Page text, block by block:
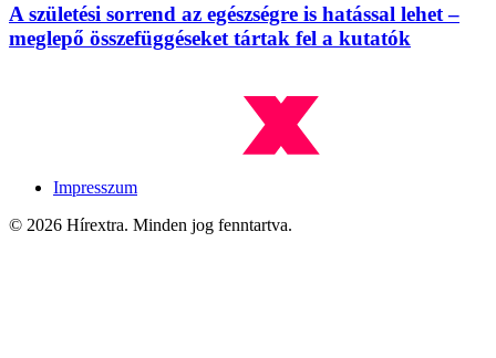
A születési sorrend az egészségre is hatással lehet –
meglepő összefüggéseket tártak fel a kutatók
Impresszum
© 2026 Hírextra. Minden jog fenntartva.